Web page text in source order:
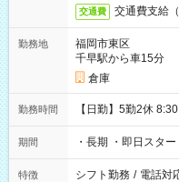
交通費 交通費支給
勤務地
福岡市東区
千早駅から車15分
倉庫
勤務時間 【日勤】5勤2休
期間 ・長期 ・即日スター
特徴 シフト勤務 / 電話対